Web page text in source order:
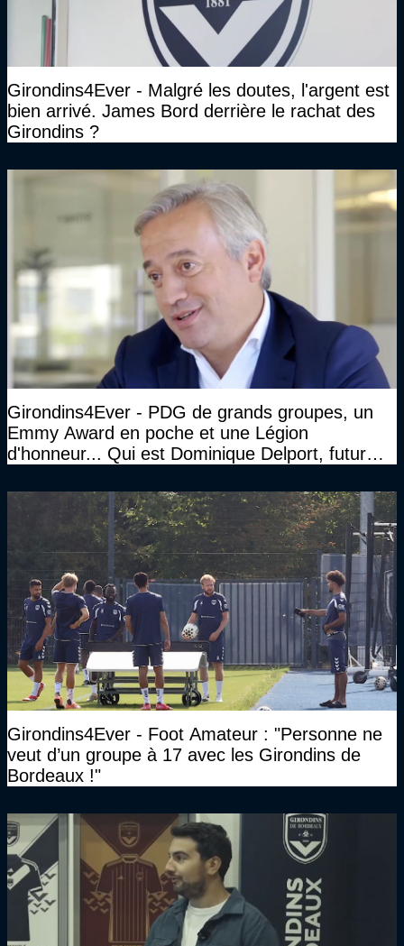
Girondins4Ever - Malgré les doutes, l'argent est
bien arrivé. James Bord derrière le rachat des
Girondins ?
Girondins4Ever - PDG de grands groupes, un
Emmy Award en poche et une Légion
d'honneur... Qui est Dominique Delport, futur
Girondins4Ever - Foot Amateur : "Personne ne
veut d’un groupe à 17 avec les Girondins de
Bordeaux !"